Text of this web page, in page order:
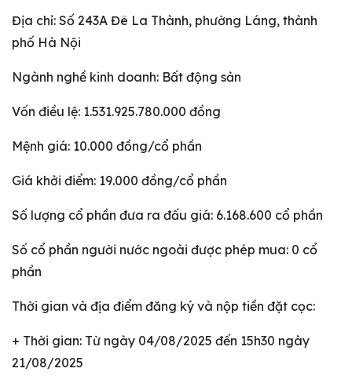
Địa chỉ: Số 243A Đê La Thành, phường Láng, thành
phố Hà Nội
Ngành nghề kinh doanh: Bất động sản
Vốn điều lệ: 1.531.925.780.000 đồng
Mệnh giá: 10.000 đồng/cổ phần
Giá khởi điểm: 19.000 đồng/cổ phần
Số lượng cổ phần đưa ra đấu giá: 6.168.600 cổ phần
Số cổ phần người nước ngoài được phép mua: 0 cổ
phần
Thời gian và địa điểm đăng ký và nộp tiền đặt cọc:
+ Thời gian: Từ ngày 04/08/2025 đến 15h30 ngày
21/08/2025